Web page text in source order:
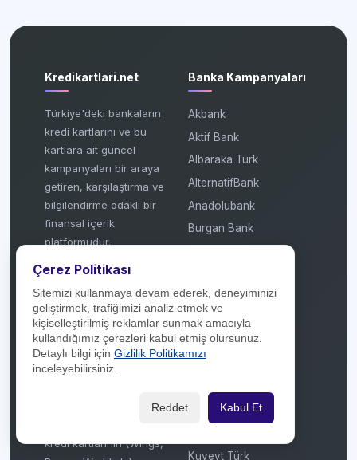
Kredikartlari.net
Türkiye'deki bankaların
kredi kartlarını ve bu
kartlara ait güncel
kampanyaları bir araya
getiren, karşılaştırma ve
bilgilendirme odaklı bir
finansal içerik
platformudur.
Kampanya Takibi:
Bankaların (Akbank,
Garanti, Yapı Kredi vb.)
banka bazlı veya kart
bazlı sunduğu puan,
taksit ve indirim
kredi kartlarının (Wings,
Banka Kampanyaları
Akbank
Aktif Bank
Albaraka Türk
AlternatifBank
Anadolubank
Burgan Bank
Fibabanka
Garanti BBVA
Getirfinans
ICBC Turkey
Kuveyt Türk
Çerez Politikası
Sitemizi kullanmaya devam ederek, deneyiminizi
geliştirmek, trafiğimizi analiz etmek ve
kişiselleştirilmiş reklamlar sunmak amacıyla
kullandığımız çerezleri kabul etmiş olursunuz.
Detaylı bilgi için Gizlilik Politikamızı
inceleyebilirsiniz.
Reddet Kabul Et